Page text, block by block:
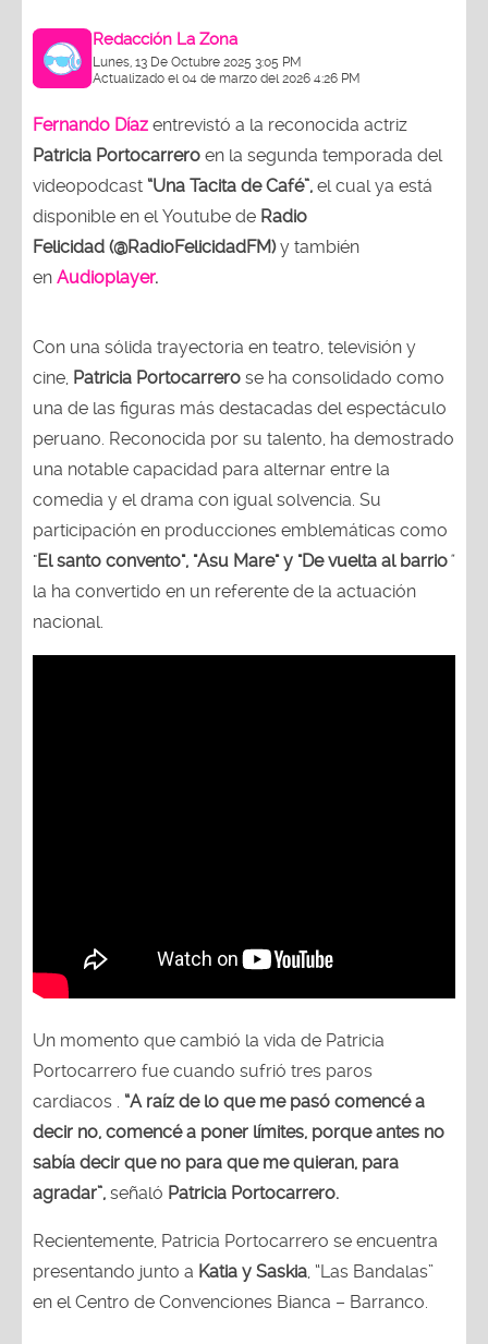
Redacción La Zona
Lunes, 13 De Octubre 2025 3:05 PM
Actualizado el 04 de marzo del 2026 4:26 PM
Fernando Díaz entrevistó a la reconocida actriz
Patricia Portocarrero en la segunda temporada del
videopodcast “Una Tacita de Café”, el cual ya está
disponible en el Youtube de Radio
Felicidad (@RadioFelicidadFM)y también
en Audioplayer.
Con una sólida trayectoria en teatro, televisión y
cine, Patricia Portocarrero se ha consolidado como
una de las figuras más destacadas del espectáculo
peruano. Reconocida por su talento, ha demostrado
una notable capacidad para alternar entre la
comedia y el drama con igual solvencia. Su
participación en producciones emblemáticas como
"El santo convento", "Asu Mare" y "De vuelta al barrio"
la ha convertido en un referente de la actuación
nacional.
Un momento que cambió la vida de Patricia
Portocarrero fue cuando sufrió tres paros
cardiacos . “A raíz de lo que me pasó comencé a
decir no, comencé a poner límites, porque antes no
sabía decir que no para que me quieran, para
agradar”, señaló Patricia Portocarrero.
Recientemente, Patricia Portocarrero se encuentra
presentando junto a Katia y Saskia, “Las Bandalas”
en el Centro de Convenciones Bianca – Barranco.